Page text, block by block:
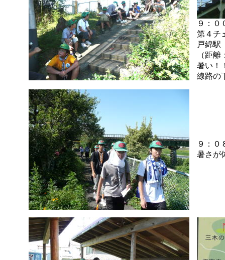
９：０
第４チ
戸綿駅
（距
暑い！
線路の
９：０
暑さが